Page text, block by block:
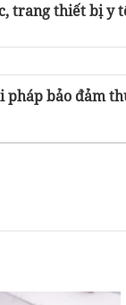
trang thiết bị y
pháp bảo đảm